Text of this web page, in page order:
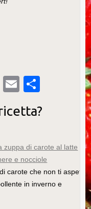
T
E
ail n
vi
di
zuppa di carote al latte
e nocciole
carote che non ti aspetti,
in inverno e